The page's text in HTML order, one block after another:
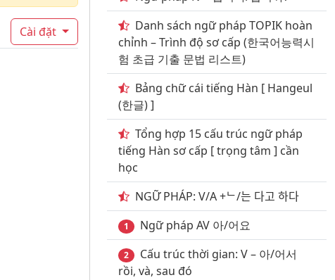
Cài đặt
Danh sách ngữ pháp TOPIK hoàn
chỉnh – Trình độ sơ cấp (한국어능력시
험 초급 기출 문법 리스트)
Bảng chữ cái tiếng Hàn [ Hangeul
(한글) ]
Tổng hợp 15 cấu trúc ngữ pháp
tiếng Hàn sơ cấp [ trọng tâm ] cần
học
NGỮ PHÁP: V/A +ᄂ/는 다고 하다
1 Ngữ pháp AV 아/어요
2
Cấu trúc thời gian: V – 아/어서
rồi, và, sau đó